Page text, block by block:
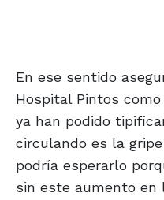
En ese sentido
Hospital Pintos
ya han podido
circulando es la
podría esperarlo
sin este aumento en